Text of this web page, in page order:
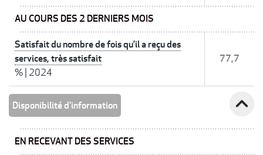
AU COURS DES 2 DERNIERS MOIS
Satisfait du nombre de fois qu’il a reçu des
services, très satisfait
% 2024
77,7
Disponibilité d'information expand_less
EN RECEVANT DES SERVICES